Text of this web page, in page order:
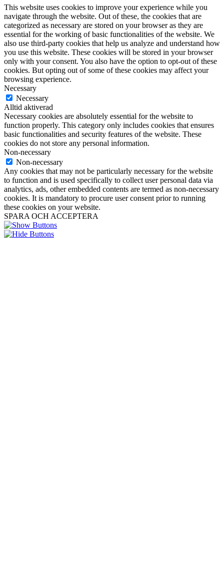
This website uses cookies to improve your experience while you
navigate through the website. Out of these, the cookies that are
categorized as necessary are stored on your browser as they are
essential for the working of basic functionalities of the website. We
also use third-party cookies that help us analyze and understand how
you use this website. These cookies will be stored in your browser
only with your consent. You also have the option to opt-out of these
cookies. But opting out of some of these cookies may affect your
browsing experience.
Necessary
Necessary
Alltid aktiverad
Necessary cookies are absolutely essential for the website to
function properly. This category only includes cookies that ensures
basic functionalities and security features of the website. These
cookies do not store any personal information.
Non-necessary
Non-necessary
Any cookies that may not be particularly necessary for the website
to function and is used specifically to collect user personal data via
analytics, ads, other embedded contents are termed as non-necessary
cookies. It is mandatory to procure user consent prior to running
these cookies on your website.
SPARA OCH ACCEPTERA